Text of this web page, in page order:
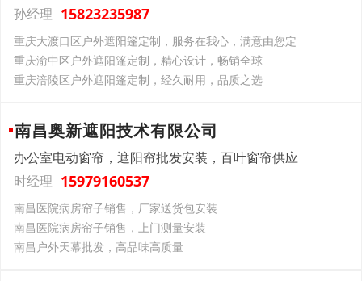
孙经理 15823235987
重庆大渡口区户外遮阳篷定制，服务在我心，满意由您定
重庆渝中区户外遮阳篷定制，精心设计，畅销全球
重庆涪陵区户外遮阳篷定制，经久耐用，品质之选
南昌奥新遮阳技术有限公司
办公室电动窗帘，遮阳帘批发安装，百叶窗帘供应
时经理 15979160537
南昌医院病房帘子销售，厂家送货包安装
南昌医院病房帘子销售，上门测量安装
南昌户外天幕批发，高品味高质量